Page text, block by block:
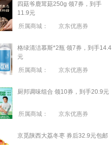
四菇爷鹿茸菇250g 领7券，到手
11.9元
所属商城：
京东优惠券
格绿清洁慕斯*2瓶 领7券，到手14.4
元
所属商城：
京东优惠券
厨邦调味组合 领10券，到手20.9元
所属商城： 京东优惠券
京觅陕西大荔冬枣 券后32.9元包邮